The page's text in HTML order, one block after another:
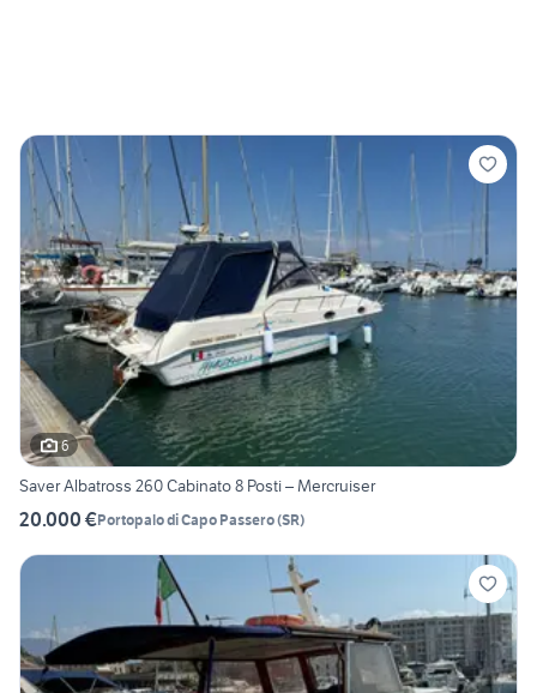
6
Saver Albatross 260 Cabinato 8 Posti – Mercruiser
20.000 €Portopalo di Capo Passero(SR)